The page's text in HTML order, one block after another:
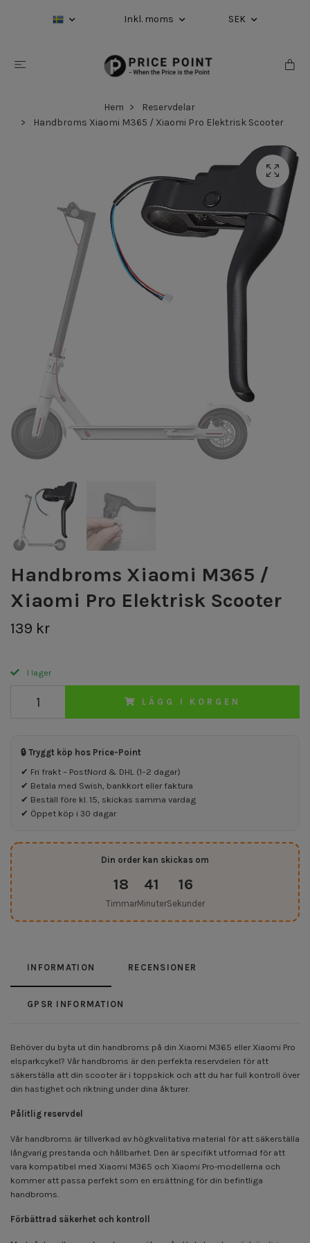
Inkl. moms SEK
Hem
Reservdelar
Handbroms Xiaomi M365 / Xiaomi Pro Elektrisk Scooter
Handbroms Xiaomi M365 /
Xiaomi Pro Elektrisk Scooter
139 kr
I lager
LÄGG I KORGEN
🔒 Tryggt köp hos Price-Point
✔ Fri frakt – PostNord & DHL (1–2 dagar)
✔ Betala med Swish, bankkort eller faktura
✔ Beställ före kl. 15, skickas samma vardag
✔ Öppet köp i 30 dagar
Din order kan skickas om
18
Timmar
41
Minuter
16
Sekunder
INFORMATION RECENSIONER
GPSR INFORMATION
Behöver du byta ut din handbroms på din Xiaomi M365 eller Xiaomi Pro
elsparkcykel? Vår handbroms är den perfekta reservdelen för att
säkerställa att din scooter är i toppskick och att du har full kontroll över
din hastighet och riktning under dina åkturer.
Pålitlig reservdel
Vår handbroms är tillverkad av högkvalitativa material för att säkerställa
långvarig prestanda och hållbarhet. Den är specifikt utformad för att
vara kompatibel med Xiaomi M365 och Xiaomi Pro-modellerna och
kommer att passa perfekt som en ersättning för din befintliga
handbroms.
Förbättrad säkerhet och kontroll